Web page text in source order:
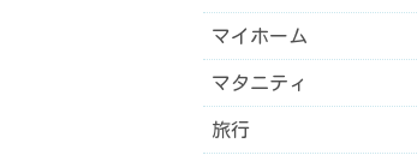
マイホーム
マタニティ
旅行